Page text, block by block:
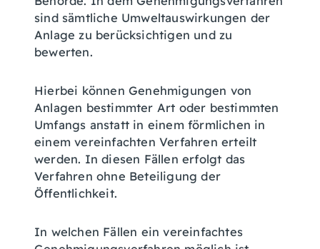
sind sämtliche Umweltauswirkungen der
Anlage zu berücksichtigen und zu
bewerten.
Hierbei können Genehmigungen von
Anlagen bestimmter Art oder bestimmten
Umfangs anstatt in einem förmlichen in
einem vereinfachten Verfahren erteilt
werden. In diesen Fällen erfolgt das
Verfahren ohne Beteiligung der
Öffentlichkeit.
In welchen Fällen ein vereinfachtes